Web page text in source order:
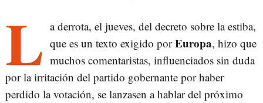
L a derrota, el jueves, del decreto sobre la estiba,
que es un texto exigido porEuropa, hizo que
muchos comentaristas, influenciados sin duda
por la irritación del partido gobernante por haber
perdido la votación, se lanzasen a hablar del próximo